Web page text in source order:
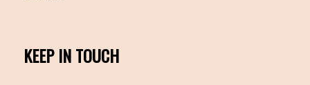
KEEP IN TOUCH